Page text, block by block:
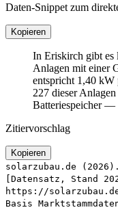
Daten-Snippet zum
Kopieren
In Eriskirch gibt es
Anlagen mit einer
entspricht 1,40 kW
227 dieser
Batteriespeicher —
Zitiervorschlag
Kopieren
solarzubau.de
[Datensatz, Stand
https://
Basis